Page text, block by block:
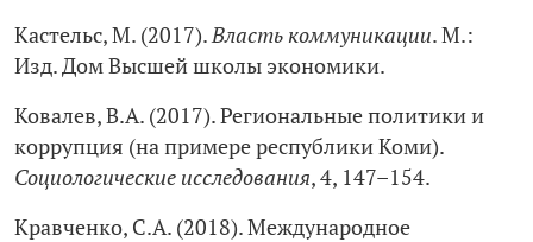
Кастельс, М. (2017).Власть коммуникации. М.:
Изд. Дом Высшей школы экономики.
Ковалев, В.А. (2017). Региональные политики и
коррупция (на примере республики Коми).
Социологические исследования, 4, 147–154.
Кравченко, С.А. (2018). Международное